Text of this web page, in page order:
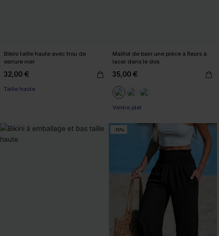
Bikini taille haute avec trou de
serrure noir
32,00 €
Taille haute
Maillot de bain une pièce à fleurs à
lacer dans le dos
35,00 €
Ventre plat
-15%